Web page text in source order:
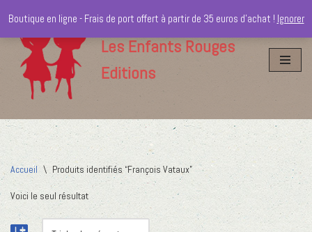
Aller
contenu
Les Enfants Rouges
Editions
Accueil \ Produits identifiés “François Vataux”
Voici le seul résultat
Boutique en ligne - Frais de port offert à partir de 35 euros d'achat ! Ignorer